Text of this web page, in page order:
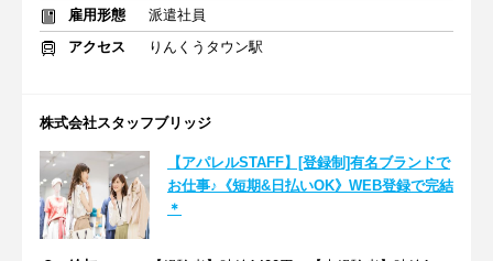
雇用形態
派遣社員
アクセス
りんくうタウン駅
株式会社スタッフブリッジ
【アパレルSTAFF】[登録制]有名ブランドで
お仕事♪《短期&日払いOK》WEB登録で完結
＊